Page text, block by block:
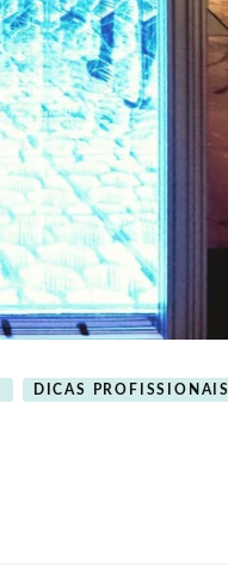
DICAS PROFISSIONAIS